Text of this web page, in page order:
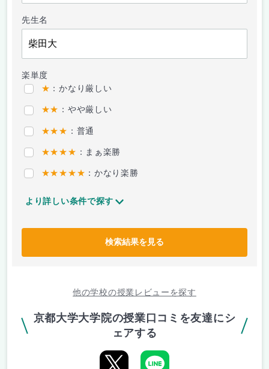
先生名
楽単度
★ ：かなり厳しい
★★ ：やや厳しい
★★★ ：普通
★★★★ ：まぁ楽勝
★★★★★ ：かなり楽勝
より詳しい条件で探す
検索結果を見る
他の学校の授業レビューを探す
京都大学大学院の授業口コミを友達にシ
ェアする